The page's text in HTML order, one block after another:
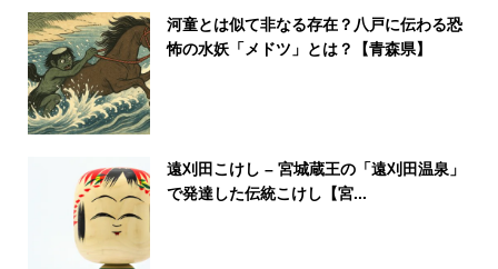
河童とは似て非なる存在？八戸に伝わる恐
怖の水妖「メドツ」とは？【青森県】
遠刈田こけし – 宮城蔵王の「遠刈田温泉」
で発達した伝統こけし【宮...